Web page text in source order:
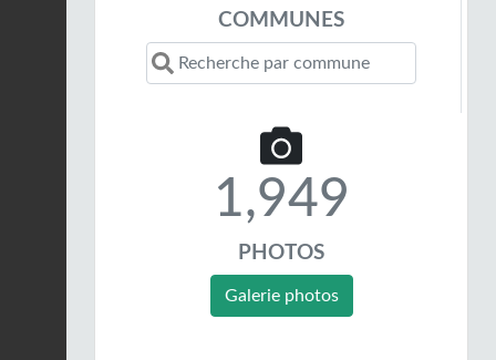
COMMUNES
1,949
PHOTOS
Galerie photos